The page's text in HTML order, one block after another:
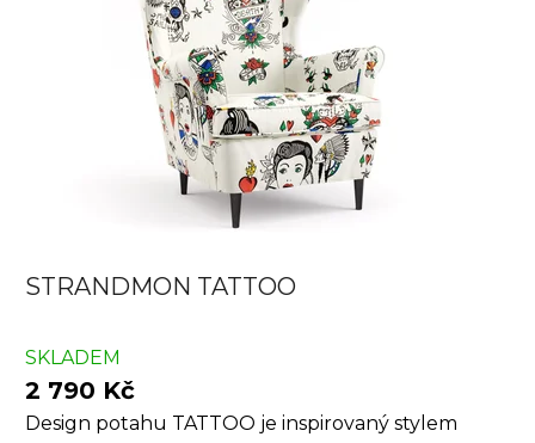
STRANDMON TATTOO
SKLADEM
2 790 Kč
Design potahu TATTOO je inspirovaný stylem